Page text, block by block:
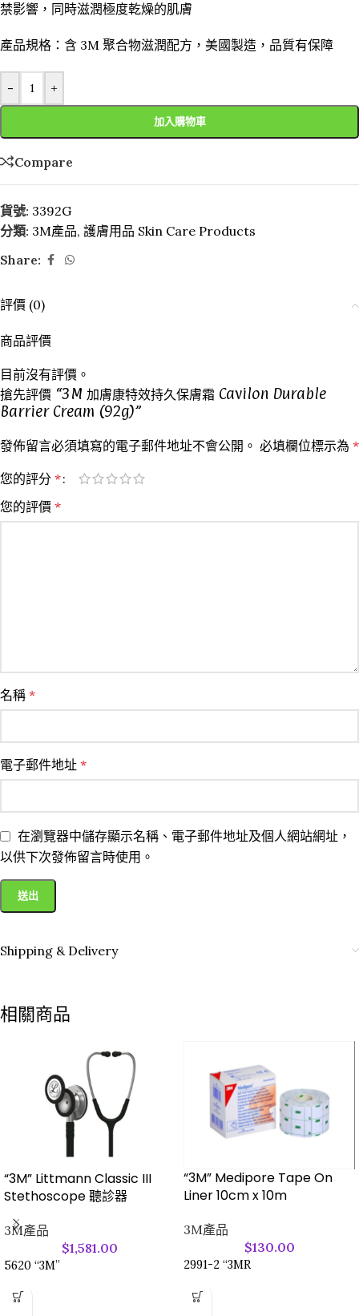
禁影響，同時滋潤極度乾燥的肌膚
產品規格：含 3M 聚合物滋潤配方，美國製造，品質有保障
- +
加入購物車
Compare
貨號: 3392G
分類: 3M產品, 護膚用品 Skin Care Products
Share:
評價 (0)
商品評價
目前沒有評價。
搶先評價 “3M 加膚康特效持久保膚霜 Cavilon Durable
Barrier Cream (92g)”
發佈留言必須填寫的電子郵件地址不會公開。 必填欄位標示為 *
您的評分 *
您的評價 *
名稱 *
電子郵件地址 *
在瀏覽器中儲存顯示名稱、電子郵件地址及個人網站網址，
以供下次發佈留言時使用。
Shipping & Delivery
相關商品
“3M” Littmann Classic III
Stethoscope 聽診器
3M產品
$1,581.00
5620 “3M”
“3M” Medipore Tape On
Liner 10cm x 10m
3M產品
$130.00
2991-2 “3MR